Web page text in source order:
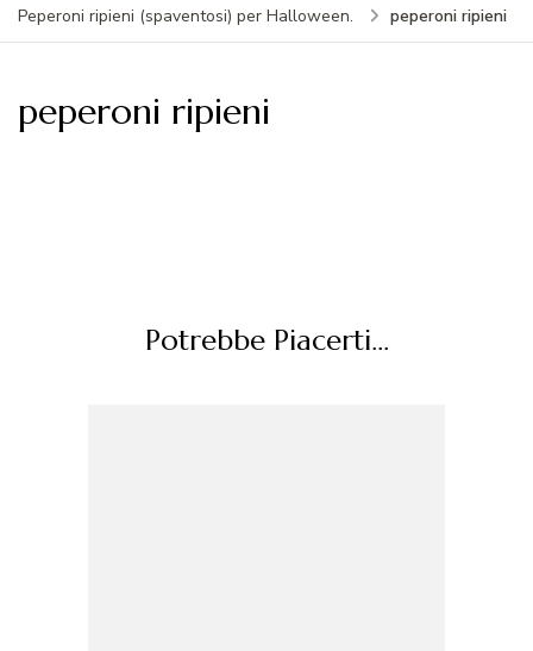
Peperoni ripieni (spaventosi) per Halloween.
peperoni ripieni
peperoni ripieni
Potrebbe Piacerti...